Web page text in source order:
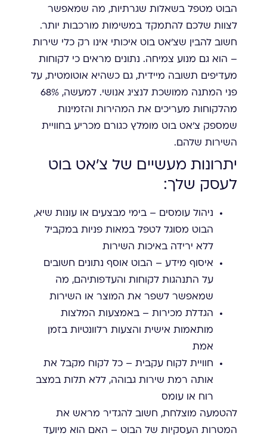
הבוט מטפל בשאלות שגרתיות, מה שמאפשר
לצוות שלכם להתמקד במשימות מורכבות יותר.
חשוב להבין שצ'אט בוט איכותי אינו רק כלי שירות
– הוא גם מנוע צמיחה. נתונים מראים כי לקוחות
מעדיפים תשובה מיידית, גם כשהיא אוטומטית, על
פני המתנה ממושכת לנציג אנושי. למעשה, 68%
מהלקוחות מעריכים את המהירות והזמינות
שמספק צ'אט בוט מומלץ כגורם מכריע בחוויית
השירות שלהם.
יתרונות מעשיים של צ'אט בוט
לעסק שלך:
ניהול עומסים – בימי מבצעים או עונות שיא,
הבוט מסוגל לטפל במאות פניות במקביל
ללא ירידה באיכות השירות
איסוף מידע – הבוט אוסף נתונים חשובים
על התנהגות לקוחות והעדפותיהם, מה
שמאפשר לשפר את המוצר או השירות
הגדלת מכירות – באמצעות המלצות
מותאמות אישית והצעות רלוונטיות בזמן
אמת
חוויית לקוח עקבית – כל לקוח מקבל את
אותה רמת שירות גבוהה, ללא תלות במצב
רוח או עומס
להטמעה מוצלחת, חשוב להגדיר מראש את
המטרות העסקיות של הבוט – האם הוא מיועד